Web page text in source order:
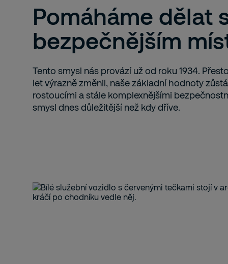
Pomáháme dělat
bezpečnějším
Tento smysl nás provází už od roku 1934.
let výrazně změnil, naše základní hodnoty
rostoucími a stále komplexnějšími
smysl dnes důležitější než kdy dříve.